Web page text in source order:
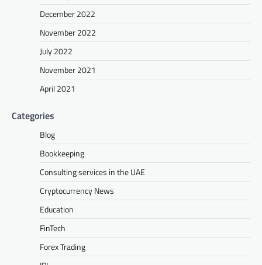
December 2022
November 2022
July 2022
November 2021
April 2021
Categories
Blog
Bookkeeping
Consulting services in the UAE
Cryptocurrency News
Education
FinTech
Forex Trading